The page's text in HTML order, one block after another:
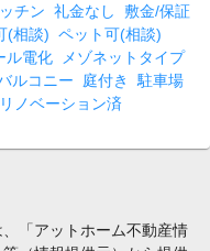
チン 礼金なし
敷金/保証
(相談) ペット可(相談)
ル電化
メゾネットタイプ
ルコニー 庭付き
駐車場
ノベーション済
「アットホーム不動産情